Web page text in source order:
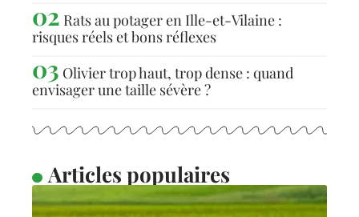
Rats au potager en Ille-et-Vilaine :
risques réels et bons réflexes
Olivier trop haut, trop dense : quand
envisager une taille sévère ?
Articles populaires